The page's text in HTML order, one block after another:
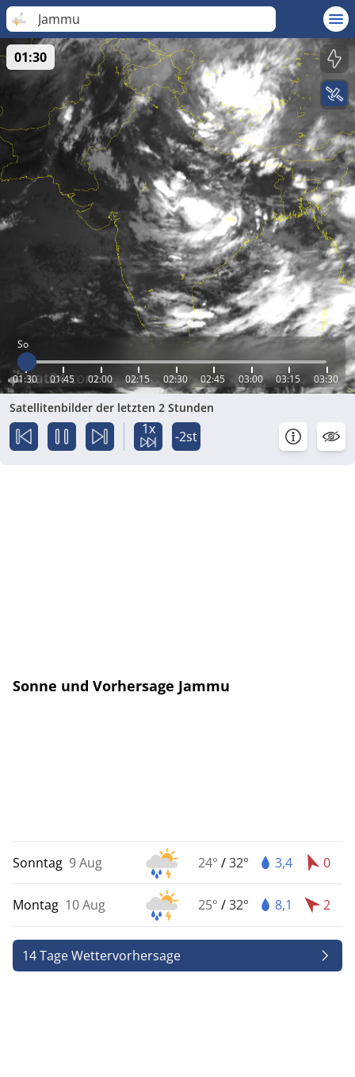
Jammu
So
01:30 01:45 02:00 02:15 02:30 02:45 03:00 03:15 03:30
01:30
Satellitenbilder der letzten 2 Stunden
1x -2st
Sonne und Vorhersage Jammu
Sonntag 9 Aug 24° /32° 3,4 0
Montag 10 Aug 25° /32° 8,1 2
14 Tage Wettervorhersage